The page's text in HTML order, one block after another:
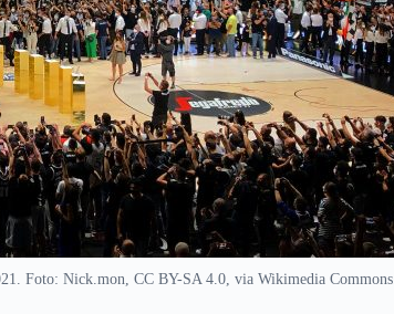
Foto: Nick.mon, CC BY-SA 4.0, via Wikimedia Commons.